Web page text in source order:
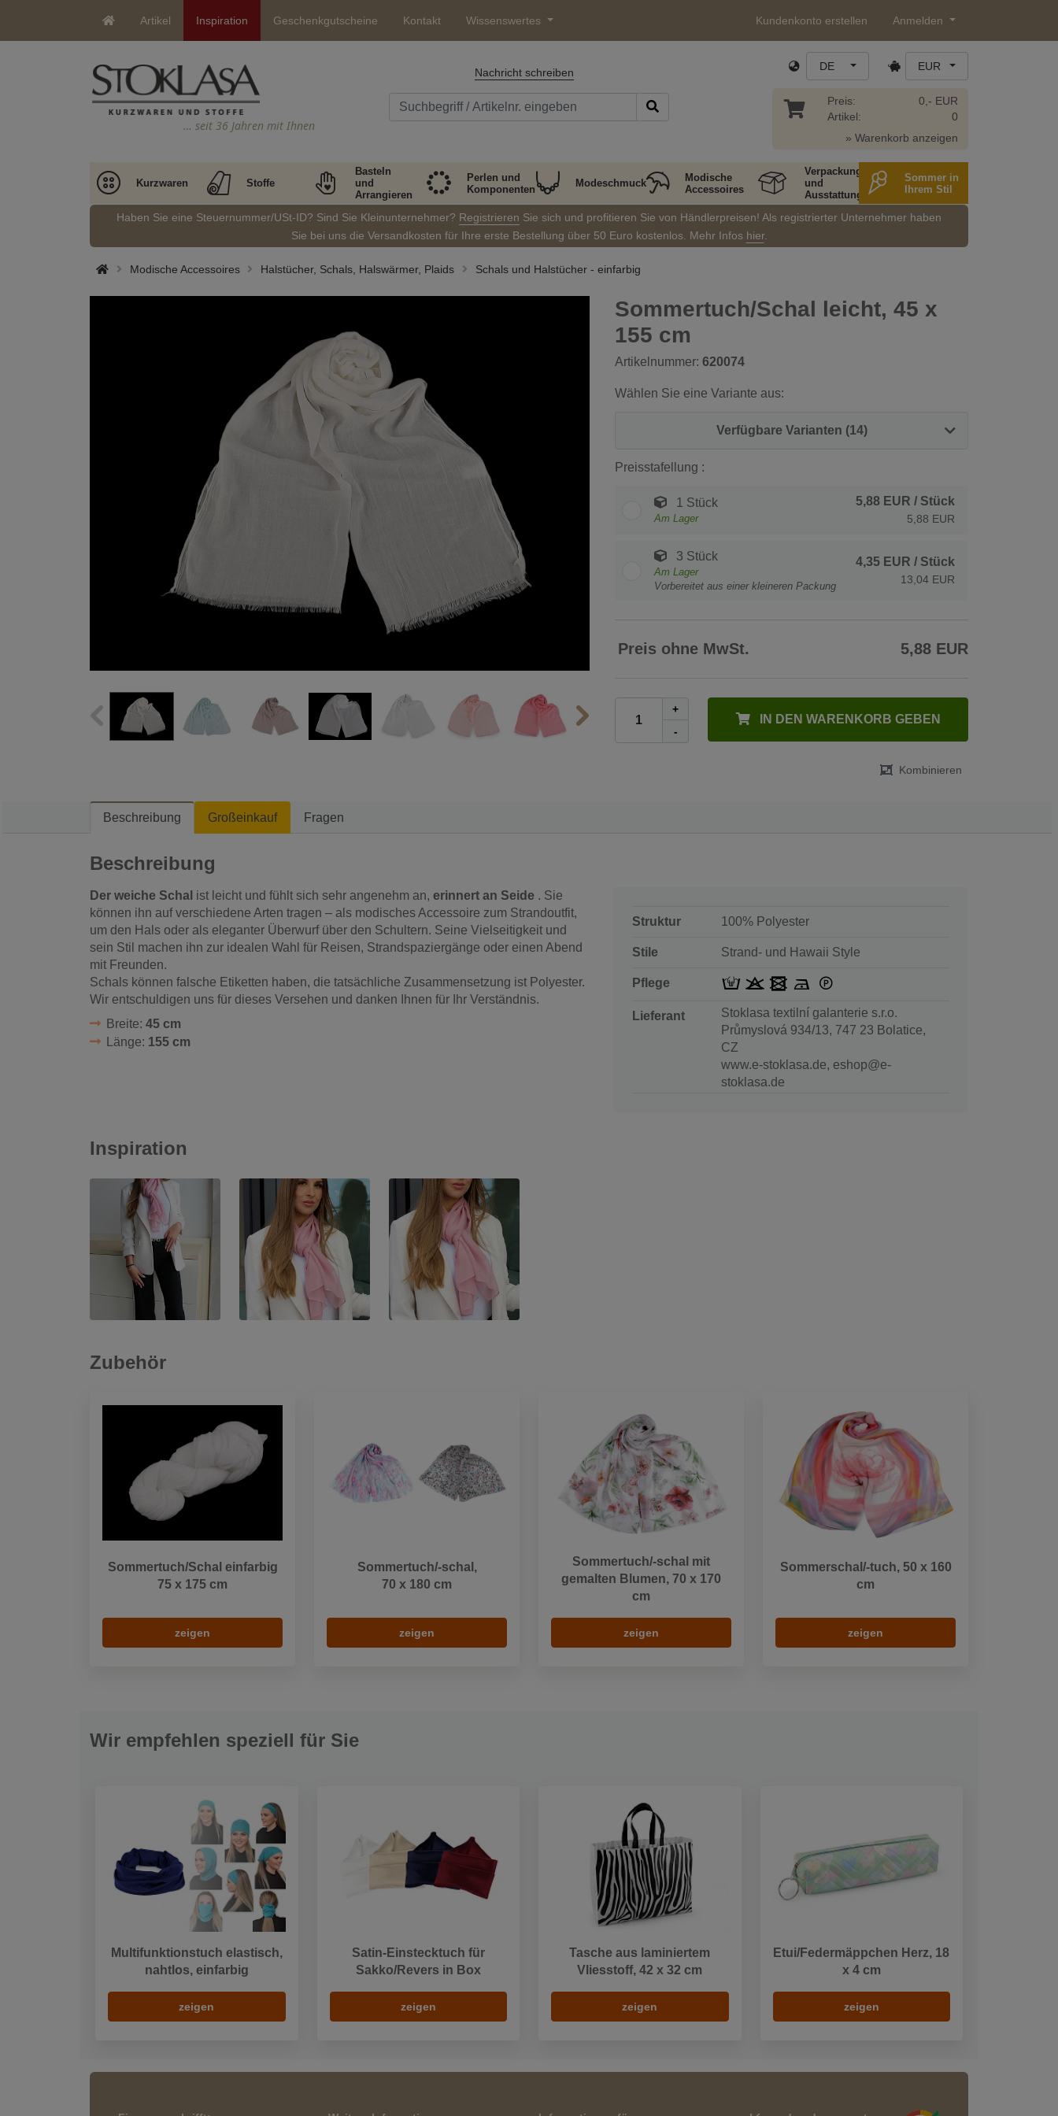
Artikel Inspiration Geschenkgutscheine Kontakt Wissenswertes Kundenkonto erstellen Anmelden
… seit 36 Jahren mit Ihnen
Nachricht schreiben DE EUR
Preis:
Artikel:
0,- EUR
0
» Warenkorb anzeigen
Kurzwaren Stoffe
Basteln
und
Arrangieren
Perlen und
Komponenten
Modeschmuck
Modische
Accessoires
Verpackung
und
Ausstattung
Sommer in
Ihrem Stil
Haben Sie eine Steuernummer/USt-ID? Sind Sie Kleinunternehmer? Registrieren Sie sich und profitieren Sie von Händlerpreisen! Als registrierter Unternehmer haben
Sie bei uns die Versandkosten für Ihre erste Bestellung über 50 Euro kostenlos. Mehr Infos hier.
Modische Accessoires Halstücher, Schals, Halswärmer, Plaids Schals und Halstücher - einfarbig
Sommertuch/Schal leicht, 45 x
155 cm
Artikelnummer: 620074
Wählen Sie eine Variante aus:
Verfügbare Varianten (14)
Preisstafellung :
1 Stück
Am Lager
5,88 EUR / Stück
5,88 EUR
3 Stück
Am Lager
Vorbereitet aus einer kleineren Packung
4,35 EUR / Stück
13,04 EUR
Preis ohne MwSt. 5,88 EUR
+
-
IN DEN WARENKORB GEBEN
Kombinieren
Beschreibung Großeinkauf Fragen
Beschreibung
Der weiche Schal ist leicht und fühlt sich sehr angenehm an, erinnert an Seide . Sie
können ihn auf verschiedene Arten tragen – als modisches Accessoire zum Strandoutfit,
um den Hals oder als eleganter Überwurf über den Schultern. Seine Vielseitigkeit und
sein Stil machen ihn zur idealen Wahl für Reisen, Strandspaziergänge oder einen Abend
mit Freunden.
Schals können falsche Etiketten haben, die tatsächliche Zusammensetzung ist Polyester.
Wir entschuldigen uns für dieses Versehen und danken Ihnen für Ihr Verständnis.
Breite: 45 cm
Länge: 155 cm
Struktur 100% Polyester
Stile Strand- und Hawaii Style
Pflege
Lieferant
Stoklasa textilní galanterie s.r.o.
Průmyslová 934/13, 747 23 Bolatice,
CZ
www.e-stoklasa.de, eshop@e-
stoklasa.de
Inspiration
Zubehör
Sommertuch/Schal einfarbig
75 x 175 cm
zeigen
Sommertuch/-schal,
70 x 180 cm
zeigen
Sommertuch/-schal mit
gemalten Blumen, 70 x 170
cm
zeigen
Sommerschal/-tuch, 50 x 160
cm
zeigen
Wir empfehlen speziell für Sie
Multifunktionstuch elastisch,
nahtlos, einfarbig
zeigen
Satin-Einstecktuch für
Sakko/Revers in Box
zeigen
Tasche aus laminiertem
Vliesstoff, 42 x 32 cm
zeigen
Etui/Federmäppchen Herz, 18
x 4 cm
zeigen